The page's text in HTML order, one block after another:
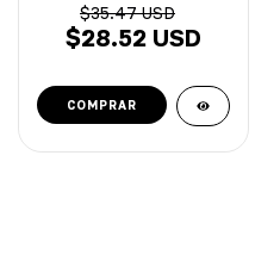
$35.47 USD
$28.52 USD